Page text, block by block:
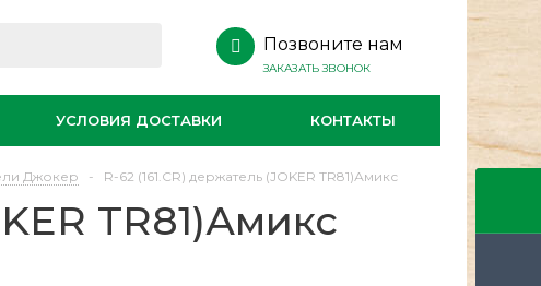
Позвоните нам
ЗАКАЗАТЬ ЗВОНОК
УСЛОВИЯ ДОСТАВКИ КОНТАКТЫ
Джокер - R-62 (161.CR) держатель (JOKER TR81)Амикс
TR81)Амикс